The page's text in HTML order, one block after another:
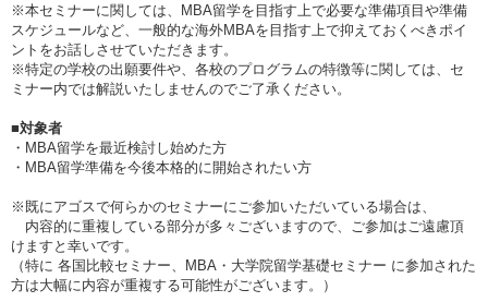
※本セミナーに関しては、MBA留学を目指す上で必要な準備項目や準備
スケジュールなど、一般的な海外MBAを目指す上で抑えておくべきポイ
ントをお話しさせていただきます。
※特定の学校の出願要件や、各校のプログラムの特徴等に関しては、セ
ミナー内では解説いたしませんのでご了承ください。
■対象者
・MBA留学を最近検討し始めた方
・MBA留学準備を今後本格的に開始されたい方
※既にアゴスで何らかのセミナーにご参加いただいている場合は、
内容的に重複している部分が多々ございますので、ご参加はご遠慮頂
けますと幸いです。
（特に 各国比較セミナー、MBA・大学院留学基礎セミナー に参加された
方は大幅に内容が重複する可能性がございます。）